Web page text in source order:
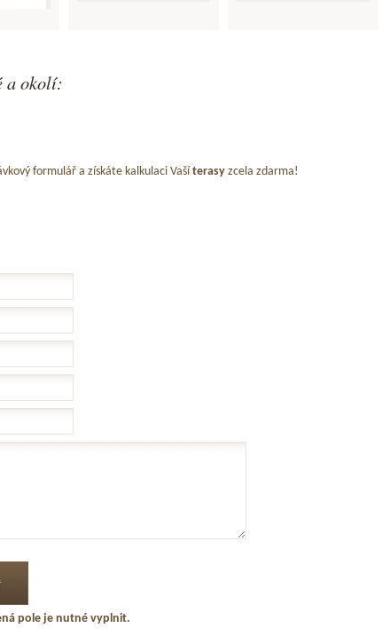
a okolí:
formulář a získáte kalkulaci Vaší terasy zcela zdarma!
pole je nutné vyplnit.